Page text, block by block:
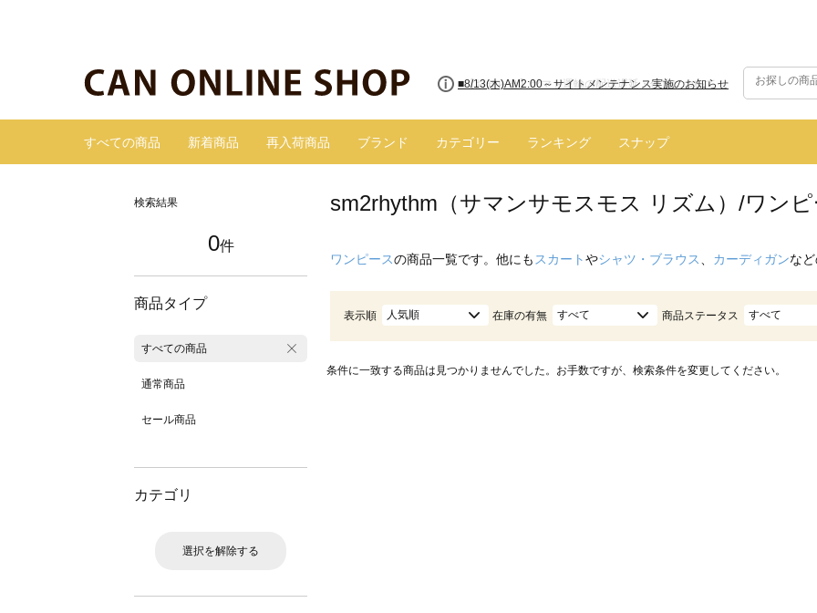
■8/13(木)AM2:00～サイトメンテナンス実施のお知らせ
すべての商品 新着商品 再入荷商品 ブランド カテゴリー ランキング スナップ
検索結果
0件
商品タイプ
すべての商品
通常商品
セール商品
カテゴリ
選択を解除する
sm2rhythm（サマンサモスモス リズム）/ワンピ
ワンピースの商品一覧です。他にも スカートやシャツ・ブラウス カーディガンな
表示順 人気順 在庫の有無 すべて 商品ステータス すべて
条件に一致する商品は見つかりませんでした。お手数ですが、検索条件を変更してください。